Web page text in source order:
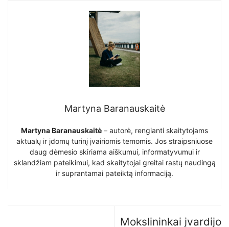
Martyna Baranauskaitė
Martyna Baranauskaitė – autorė, rengianti skaitytojams
aktualų ir įdomų turinį įvairiomis temomis. Jos straipsniuose
daug dėmesio skiriama aiškumui, informatyvumui ir
sklandžiam pateikimui, kad skaitytojai greitai rastų naudingą
ir suprantamai pateiktą informaciją.
Mokslininkai įvardijo